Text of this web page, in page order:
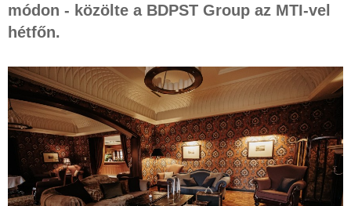
módon - közölte a BDPST Group az MTI-vel
hétfőn.